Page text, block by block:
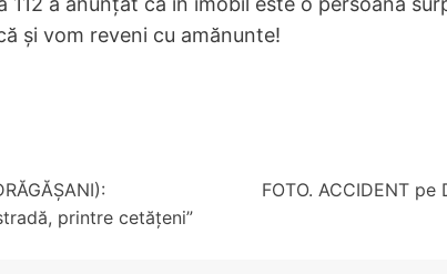
și vom reveni cu amănunte!
printre cetățeni”
FOTO. ACCIDENT